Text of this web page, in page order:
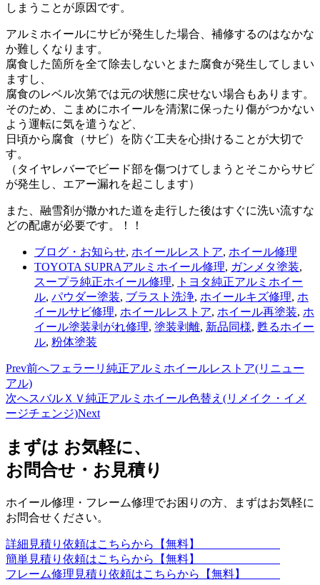
しまうことが原因です。
アルミホイールにサビが発生した場合、補修するのはなかな
か難しくなります。
腐食した箇所を全て除去しないとまた腐食が発生してしまい
ますし、
腐食のレベル次第では元の状態に戻せない場合もあります。
そのため、こまめにホイールを清潔に保ったり傷がつかない
よう運転に気を遣うなど、
日頃から腐食（サビ）を防ぐ工夫を心掛けることが大切で
す。
（タイヤレバーでビード部を傷つけてしまうとそこからサビ
が発生し、エアー漏れを起こします）
また、融雪剤が撒かれた道を走行した後はすぐに洗い流すな
どの配慮が必要です。！！
ブログ・お知らせ, ホイールレストア, ホイール修理
TOYOTA SUPRAアルミホイール修理, ガンメタ塗装,
スープラ純正ホイール修理,
トヨタ純正アルミホイー
ル, パウダー塗装, ブラスト洗浄, ホイールキズ修理, ホ
イールサビ修理, ホイールレストア, ホイール再塗装, ホ
イール塗装剥がれ修理, 塗装剥離, 新品同様, 甦るホイー
ル, 粉体塗装
Prev前へフェラーリ純正アルミホイールレストア(リニュー
アル)
次へスバルＸＶ純正アルミホイール色替え(リメイク・イメ
ージチェンジ)Next
まずは お気軽に、
お問合せ・お見積り
ホイール修理・フレーム修理でお困りの方、まずはお気軽に
お問合せください。
詳細見積り依頼はこちらから【無料】
簡単見積り依頼はこちらから【無料】
フレーム修理見積り依頼はこちらから【無料】